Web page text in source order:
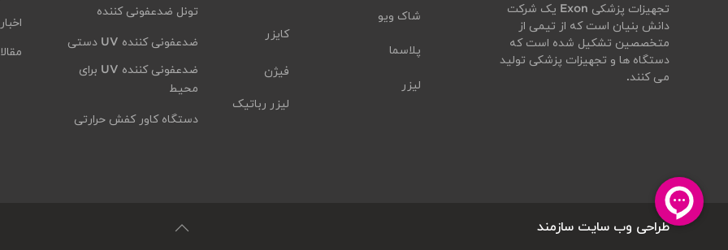
تجهیزات پزشکی Exon یک شرکت
دانش بنیان است که از تیمی از
متخصصین تشکیل شده است که
دستگاه ها و تجهیزات پزشکی تولید
می کنند.
شاک ویو
پلاسما
لیزر
کایزر
فیژن
لیزر رباتیک
تونل ضدعفونی کننده
ضدعفونی کننده UV دستی
ضدعفونی کننده UV برای
محیط
دستگاه کاور کفش حرارتی
اخبار
طراحی وب سایت سازمند